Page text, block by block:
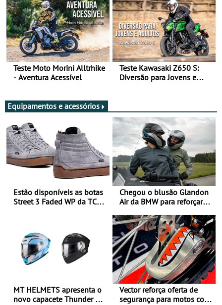
Teste Moto Morini Alltrhike
- Aventura Acessível
Teste Kawasaki Z650 S:
Diversão para Jovens e
Equipamentos e acessórios
Estão disponíveis as botas
Street 3 Faded WP da TCX
Chegou o blusão Glandon
Air da BMW para reforçar
verão
MT HELMETS apresenta o
novo capacete Thunder 4 R
Vector reforça oferta de
segurança para motos com